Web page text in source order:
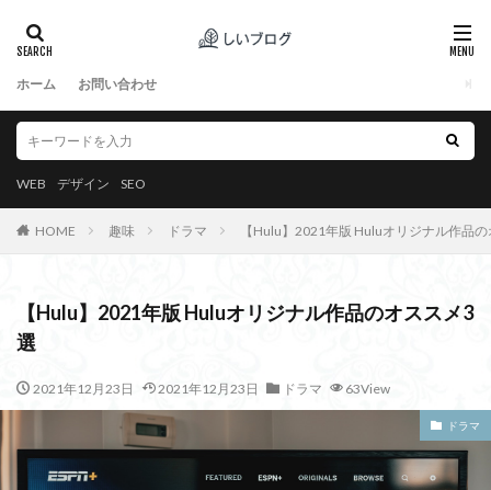
ホーム お問い合わせ
WEB デザイン SEO
HOME 趣味 ドラマ 【Hulu】2021年版 Huluオリジナル作品
【Hulu】2021年版 Huluオリジナル作品のオススメ3
選
2021年12月23日 2021年12月23日 ドラマ 63View
ドラマ